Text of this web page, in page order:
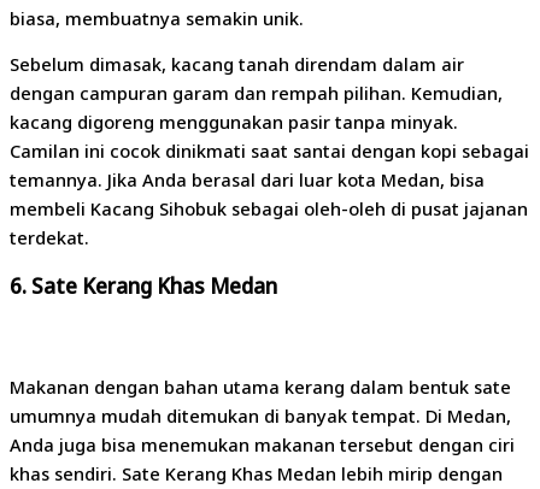
biasa, membuatnya semakin unik.
Sebelum dimasak, kacang tanah direndam dalam air
dengan campuran garam dan rempah pilihan. Kemudian,
kacang digoreng menggunakan pasir tanpa minyak.
Camilan ini cocok dinikmati saat santai dengan kopi sebagai
temannya. Jika Anda berasal dari luar kota Medan, bisa
membeli Kacang Sihobuk sebagai oleh-oleh di pusat jajanan
terdekat.
6. Sate Kerang Khas Medan
Makanan dengan bahan utama kerang dalam bentuk sate
umumnya mudah ditemukan di banyak tempat. Di Medan,
Anda juga bisa menemukan makanan tersebut dengan ciri
khas sendiri. Sate Kerang Khas Medan lebih mirip dengan